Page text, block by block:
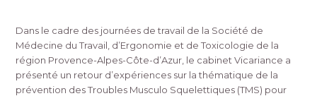
Dans le cadre des journées de travail de la Société de
Médecine du Travail, d’Ergonomie et de Toxicologie de la
région Provence-Alpes-Côte-d’Azur, le cabinet Vicariance a
présenté un retour d’expériences sur la thématique de la
prévention des Troubles Musculo Squelettiques (TMS) pour